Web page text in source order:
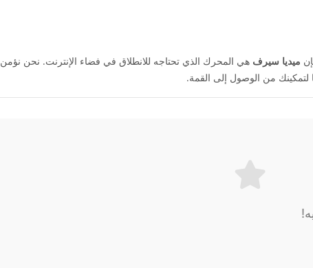
ميديا سيرف هي المحرك الذي تحتاجه للانطلاق في فضاء الإنترنت. نحن نؤمن
لتمكينك من الوصول إلى القمة.